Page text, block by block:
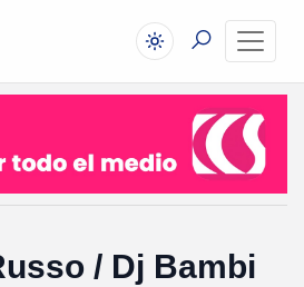
/ Dj Bambi